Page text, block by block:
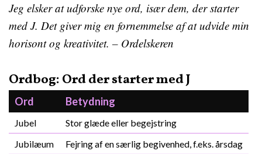
Jeg elsker at udforske nye ord, især dem, der starter
med J. Det giver mig en fornemmelse af at udvide min
horisont og kreativitet. – Ordelskeren
Ordbog: Ord der starter med J
Ord Betydning
Jubel
Stor glæde eller begejstring
Jubilæum
Fejring af en særlig begivenhed, f.eks. årsdag